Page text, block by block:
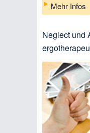
Mehr Infos
Neglect und